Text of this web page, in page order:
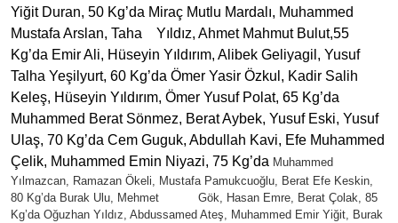
Yiğit Duran, 50 Kg’da Miraç Mutlu Mardalı, Muhammed
Mustafa Arslan, Taha Yıldız, Ahmet Mahmut Bulut,55
Kg’da Emir Ali, Hüseyin Yıldırım, Alibek Geliyagil, Yusuf
Talha Yeşilyurt, 60 Kg’da Ömer Yasir Özkul, Kadir Salih
Keleş, Hüseyin Yıldırım, Ömer Yusuf Polat, 65 Kg’da
Muhammed Berat Sönmez, Berat Aybek, Yusuf Eski, Yusuf
Ulaş, 70 Kg’da Cem Guguk, Abdullah Kavi, Efe Muhammed
Çelik, Muhammed Emin Niyazi, 75 Kg’da Muhammed
Yılmazcan, Ramazan Ökeli, Mustafa Pamukcuoğlu, Berat Efe Keskin,
80 Kg’da Burak Ulu, Mehmet Gök, Hasan Emre, Berat Çolak, 85
Kg’da Oğuzhan Yıldız, Abdussamed Ateş, Muhammed Emir Yiğit, Burak